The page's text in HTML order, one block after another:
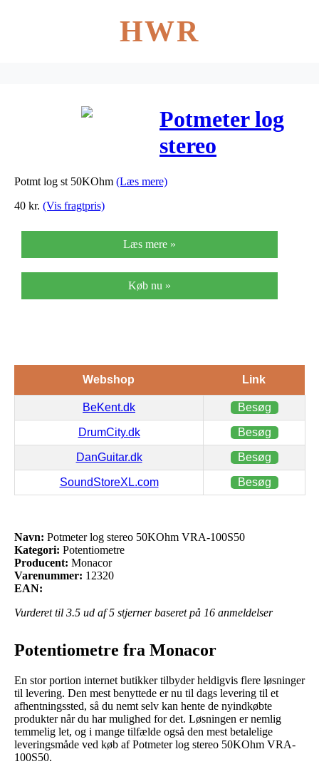
HWR
Potmeter log
stereo
50KOhm
Potmt log st 50KOhm (Læs mere)
40 kr. (Vis fragtpris)
Læs mere »
Køb nu »
Webshop Link
BeKent.dk Besøg
DrumCity.dk Besøg
DanGuitar.dk Besøg
SoundStoreXL.com Besøg
Navn: Potmeter log stereo 50KOhm VRA-100S50
Kategori: Potentiometre
Producent: Monacor
Varenummer: 12320
EAN:
Vurderet til 3.5 ud af 5 stjerner baseret på 16 anmeldelser
Potentiometre fra Monacor
En stor portion internet butikker tilbyder heldigvis flere løsninger
til levering. Den mest benyttede er nu til dags levering til et
afhentningssted, så du nemt selv kan hente de nyindkøbte
produkter når du har mulighed for det. Løsningen er nemlig
temmelig let, og i mange tilfælde også den mest betalelige
leveringsmåde ved køb af Potmeter log stereo 50KOhm VRA-
100S50.